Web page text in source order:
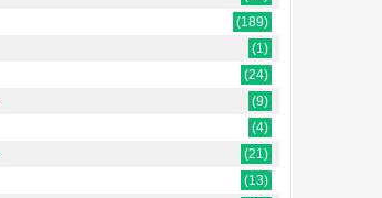
(189)
(1)
(24)
(9)
(4)
(21)
(13)